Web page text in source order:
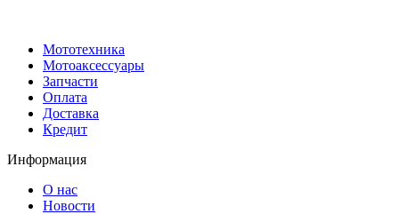
Мототехника
Мотоаксессуары
Запчасти
Оплата
Доставка
Кредит
Информация
О нас
Новости